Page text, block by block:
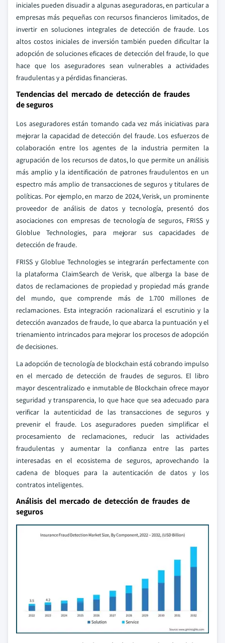
iniciales pueden disuadir a algunas aseguradoras, en particular a
empresas más pequeñas con recursos financieros limitados, de
invertir en soluciones integrales de detección de fraude. Los
altos costos iniciales de inversión también pueden dificultar la
adopción de soluciones eficaces de detección del fraude, lo que
hace que los aseguradores sean vulnerables a actividades
fraudulentas y a pérdidas financieras.
Tendencias del mercado de detección de fraudes
de seguros
Los aseguradores están tomando cada vez más iniciativas para
mejorar la capacidad de detección del fraude. Los esfuerzos de
colaboración entre los agentes de la industria permiten la
agrupación de los recursos de datos, lo que permite un análisis
más amplio y la identificación de patrones fraudulentos en un
espectro más amplio de transacciones de seguros y titulares de
políticas. Por ejemplo, en marzo de 2024, Verisk, un prominente
proveedor de análisis de datos y tecnología, presentó dos
asociaciones con empresas de tecnología de seguros, FRISS y
Globlue Technologies, para mejorar sus capacidades de
detección de fraude.
FRISS y Globlue Technologies se integrarán perfectamente con
la plataforma ClaimSearch de Verisk, que alberga la base de
datos de reclamaciones de propiedad y propiedad más grande
del mundo, que comprende más de 1.700 millones de
reclamaciones. Esta integración racionalizará el escrutinio y la
detección avanzados de fraude, lo que abarca la puntuación y el
trienamiento intrincados para mejorar los procesos de adopción
de decisiones.
La adopción de tecnología de blockchain está cobrando impulso
en el mercado de detección de fraudes de seguros. El libro
mayor descentralizado e inmutable de Blockchain ofrece mayor
seguridad y transparencia, lo que hace que sea adecuado para
verificar la autenticidad de las transacciones de seguros y
prevenir el fraude. Los aseguradores pueden simplificar el
procesamiento de reclamaciones, reducir las actividades
fraudulentas y aumentar la confianza entre las partes
interesadas en el ecosistema de seguros, aprovechando la
cadena de bloques para la autenticación de datos y los
contratos inteligentes.
Análisis del mercado de detección de fraudes de
seguros